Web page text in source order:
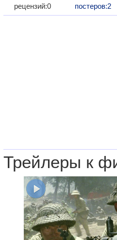
рецензий:0 постеров:2
Трейлеры к